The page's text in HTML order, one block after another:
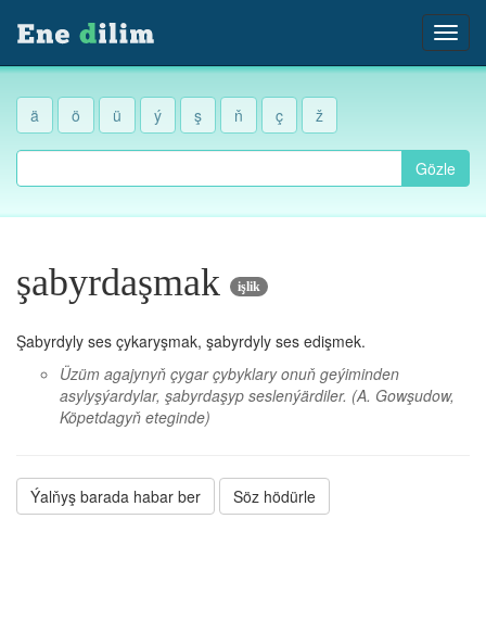
ä ö ü ý ş ň ç ž
Gözle
şabyrdaşmak işlik
Şabyrdyly ses çykaryşmak, şabyrdyly ses edişmek.
Üzüm agajynyň çygar çybyklary onuň geýiminden
asylyşýardylar, şabyrdaşyp seslenýärdiler. (A. Gowşudow,
Köpetdagyň eteginde)
Ýalňyş barada habar ber Söz hödürle